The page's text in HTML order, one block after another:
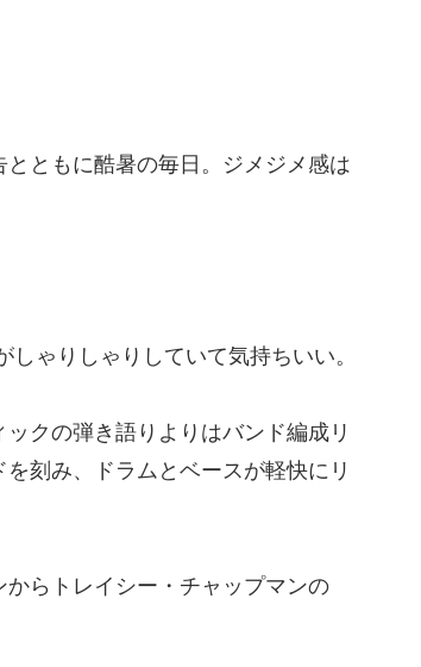
ともに酷暑の毎日。ジメジメ感は
ゃりしゃりしていて気持ちいい。
クの弾き語りよりはバンド編成リ
刻み、ドラムとベースが軽快にリ
らトレイシー・チャップマンの